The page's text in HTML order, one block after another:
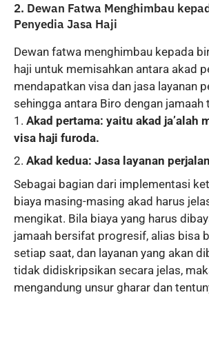
2. Dewan Fatwa Menghimbau
Penyedia Jasa Haji
Dewan fatwa menghimbau kepada
haji untuk memisahkan antara akad
mendapatkan visa dan jasa layanan
sehingga antara Biro dengan jamaah
Akad pertama: yaitu akad ja’alah
visa haji furoda.
Akad kedua: Jasa layanan
Sebagai bagian dari implementasi
biaya masing-masing akad harus
mengikat. Bila biaya yang harus
jamaah bersifat progresif, alias bisa
setiap saat, dan layanan yang akan
tidak didiskripsikan secara jelas,
mengandung unsur gharar dan